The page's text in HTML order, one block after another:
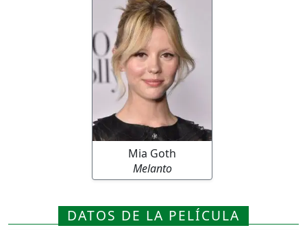
Mia Goth
Melanto
DATOS DE LA PELÍCULA